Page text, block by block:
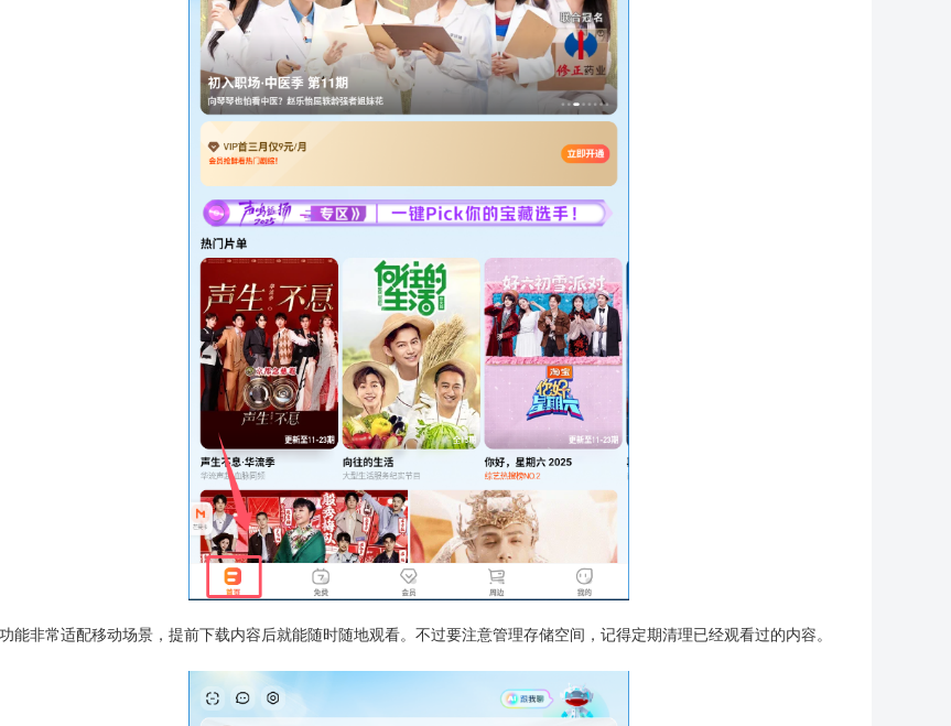
能非常适配移动场景，提前下载内容后就能随时随地观看。不过要注意管理存储空间，记得定期清理已经观看过的内容。